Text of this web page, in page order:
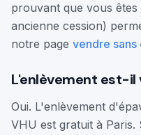
prouvant que vous
ancienne cession)
notre page vendre sans
L'enlèvement est-
Oui. L'enlèvement
VHU est gratuit à Paris.